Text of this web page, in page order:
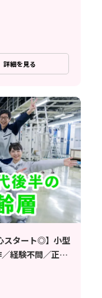
詳細を見る
スタート◎】小型
経験不問／正社